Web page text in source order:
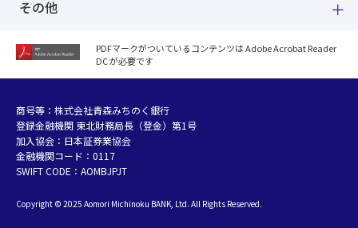
その他
紛失した場合
個人データおよび法人情報に関するグループ共同利用について
マネー・ローンダリング等及び金融犯罪の防止について
販売勧誘方針
お客さまの資産形成支援に向けた業務運営方針
金融円滑化への取組み
PDFマークがついているコンテンツは Adobe Acrobat Reader
DC が必要です
商号等：株式会社青森みちのく銀行
登録金融機関 東北財務局長（登金）第1号
加入協会：日本証券業協会
金融機関コード：0117
SWIFT CODE：AOMBJPJT
Copyright © 2025 Aomori Michinoku BANK, Ltd. All Rights Reserved.